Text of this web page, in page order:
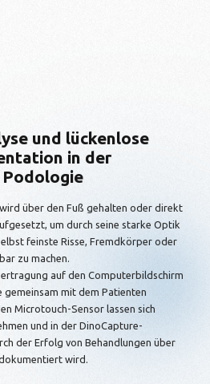
und lückenlose
in der
über den Fuß gehalten oder direkt
um durch seine starke Optik
feinste Risse, Fremdkörper oder
zu machen.
auf den Computerbildschirm
gemeinsam mit dem Patienten
Microtouch-Sensor lassen sich
und in der DinoCapture-
der Erfolg von Behandlungen über
wird.